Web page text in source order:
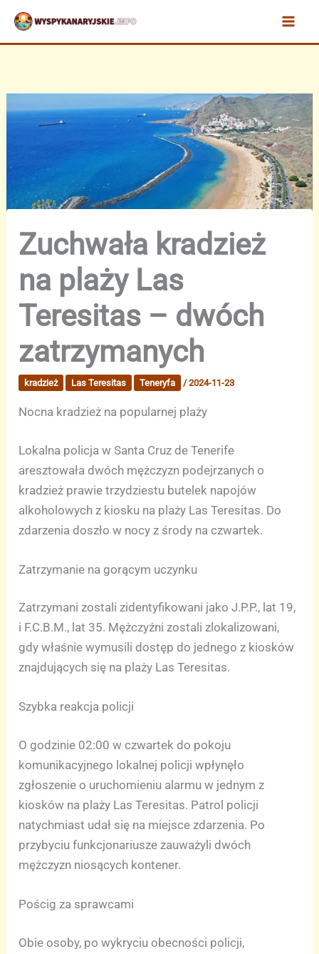
Przejdź
treści
Zuchwała kradzież
na plaży Las
Teresitas – dwóch
zatrzymanych
kradzież Las Teresitas Teneryfa /2024-11-23
Nocna kradzież na popularnej plaży
Lokalna policja w Santa Cruz de Tenerife
aresztowała dwóch mężczyzn podejrzanych o
kradzież prawie trzydziestu butelek napojów
alkoholowych z kiosku na plaży Las Teresitas. Do
zdarzenia doszło w nocy z środy na czwartek.
Zatrzymanie na gorącym uczynku
Zatrzymani zostali zidentyfikowani jako J.P.P., lat 19,
i F.C.B.M., lat 35. Mężczyźni zostali zlokalizowani,
gdy właśnie wymusili dostęp do jednego z kiosków
znajdujących się na plaży Las Teresitas.
Szybka reakcja policji
O godzinie 02:00 w czwartek do pokoju
komunikacyjnego lokalnej policji wpłynęło
zgłoszenie o uruchomieniu alarmu w jednym z
kiosków na plaży Las Teresitas. Patrol policji
natychmiast udał się na miejsce zdarzenia. Po
przybyciu funkcjonariusze zauważyli dwóch
mężczyzn niosących kontener.
Pościg za sprawcami
Obie osoby, po wykryciu obecności policji,